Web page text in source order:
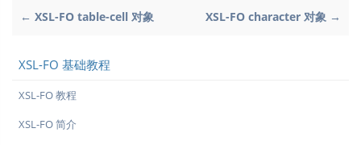
← XSL-FO table-cell 对象 XSL-FO character 对象 →
XSL-FO 基础教程
XSL-FO 教程
XSL-FO 简介